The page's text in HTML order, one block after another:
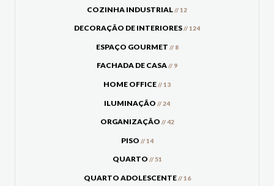
COZINHA INDUSTRIAL// 12
DECORAÇÃO DE INTERIORES// 124
ESPAÇO GOURMET // 8
FACHADA DE CASA// 9
HOME OFFICE// 13
ILUMINAÇÃO // 24
ORGANIZAÇÃO // 42
PISO // 14
QUARTO // 51
QUARTO ADOLESCENTE// 16